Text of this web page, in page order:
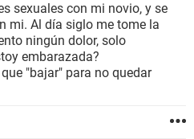
sexuales con mi novio, y se
mi. Al día siglo me tome la
ningún dolor, solo
embarazada?
"bajar" para no quedar